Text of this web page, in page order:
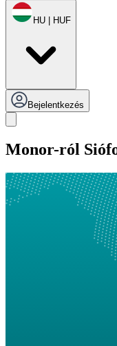
HU | HUF
Bejelentkezés
Monor-ról